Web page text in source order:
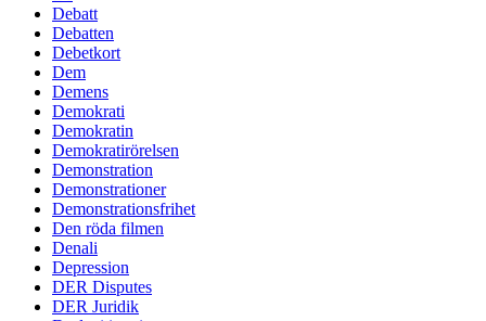
Debatt
Debatten
Debetkort
Dem
Demens
Demokrati
Demokratin
Demokratirörelsen
Demonstration
Demonstrationer
Demonstrationsfrihet
Den röda filmen
Denali
Depression
DER Disputes
DER Juridik